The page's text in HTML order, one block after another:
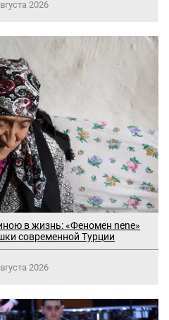
2026
в жизнь: «Феномен nene»
современной Турции
2026